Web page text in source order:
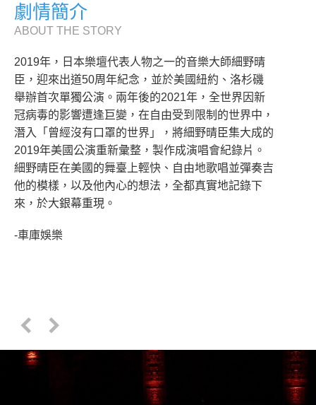
劇情簡介
ABOUT THE STORY
2019年，日本樂壇代表人物之一的音樂大師細野晴
臣，迎來出道50周年紀念，並於美國紐約、洛杉磯
舉辦首次單獨公演。兩年後的2021年，全世界因新
冠病毒的影響遭逢巨變，在自由受到限制的世界中，
潛入「曾經沒有口罩的世界」，將細野晴臣集大成的
2019年美國公演重新彙整，製作成演唱會紀錄片。
細野晴臣在美國的舞臺上輕快、自由地歌唱並彈奏吉
他的模樣，以及他內心的想法，全都真實地記錄下
來，於大銀幕重現。
-車庫娛樂